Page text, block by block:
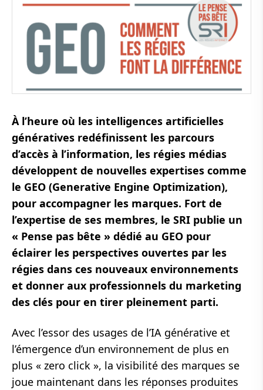
À l’heure où les intelligences artificielles
génératives redéfinissent les parcours
d’accès à l’information, les régies médias
développent de nouvelles expertises comme
le GEO (Generative Engine Optimization),
pour accompagner les marques. Fort de
l’expertise de ses membres, le SRI publie un
« Pense pas bête » dédié au GEO pour
éclairer les perspectives ouvertes par les
régies dans ces nouveaux environnements
et donner aux professionnels du marketing
des clés pour en tirer pleinement parti.
Avec l’essor des usages de l’IA générative et
l’émergence d’un environnement de plus en
plus « zero click », la visibilité des marques se
joue maintenant dans les réponses produites